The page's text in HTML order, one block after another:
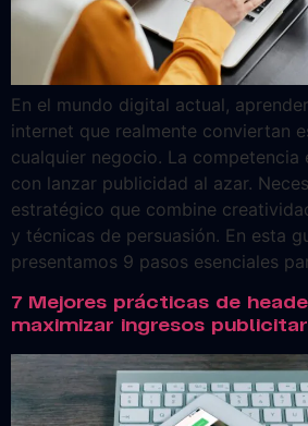
En el mundo digital actual,
internet que realmente conviertan
cualquier negocio. La competencia
con lanzar publicidad al azar.
estratégico que combine
y técnicas de persuasión. En esta
presentamos 9 pasos esenciales
7 Mejores prácticas de
maximizar ingresos